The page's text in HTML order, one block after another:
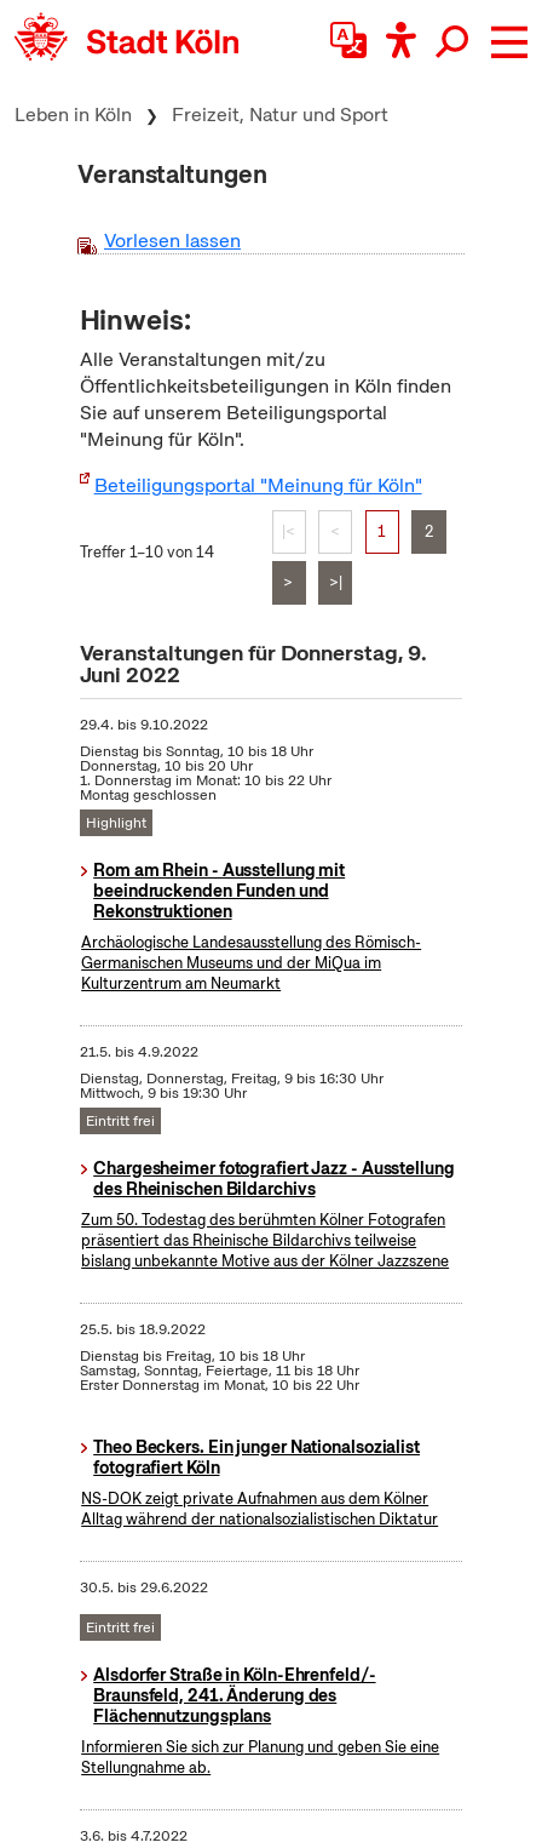
zum Inhalt springen
Leben in Köln Freizeit, Natur und Sport
Veranstaltungen
Vorlesen lassen
Hinweis:
Alle Veranstaltungen mit/zu
Öffentlichkeitsbeteiligungen in Köln finden
Sie auf unserem Beteiligungsportal
"Meinung für Köln".
Beteiligungsportal "Meinung für Köln"
Treffer 1–10 von 14
|< < 1 2
> >|
Veranstaltungen für Donnerstag, 9.
Juni 2022
29.4. bis9.10.2022
Dienstag bis Sonntag, 10 bis 18 Uhr
Donnerstag, 10 bis 20 Uhr
1. Donnerstag im Monat: 10 bis 22 Uhr
Montag geschlossen
Highlight
Rom am Rhein - Ausstellung mit
beeindruckenden Funden und
Rekonstruktionen
Archäologische Landesausstellung des Römisch-
Germanischen Museums und der MiQua im
Kulturzentrum am Neumarkt
21.5. bis4.9.2022
Dienstag, Donnerstag, Freitag, 9 bis 16:30 Uhr
Mittwoch, 9 bis 19:30 Uhr
Eintritt frei
Chargesheimer fotografiert Jazz - Ausstellung
des Rheinischen Bildarchivs
Zum 50. Todestag des berühmten Kölner Fotografen
präsentiert das Rheinische Bildarchivs teilweise
bislang unbekannte Motive aus der Kölner Jazzszene
25.5. bis18.9.2022
Dienstag bis Freitag, 10 bis 18 Uhr
Samstag, Sonntag, Feiertage, 11 bis 18 Uhr
Erster Donnerstag im Monat, 10 bis 22 Uhr
Theo Beckers. Ein junger Nationalsozialist
fotografiert Köln
NS-DOK zeigt private Aufnahmen aus dem Kölner
Alltag während der nationalsozialistischen Diktatur
30.5. bis29.6.2022
Eintritt frei
Alsdorfer Straße in Köln-Ehrenfeld/-
Braunsfeld, 241. Änderung des
Flächennutzungsplans
Informieren Sie sich zur Planung und geben Sie eine
Stellungnahme ab.
3.6. bis4.7.2022